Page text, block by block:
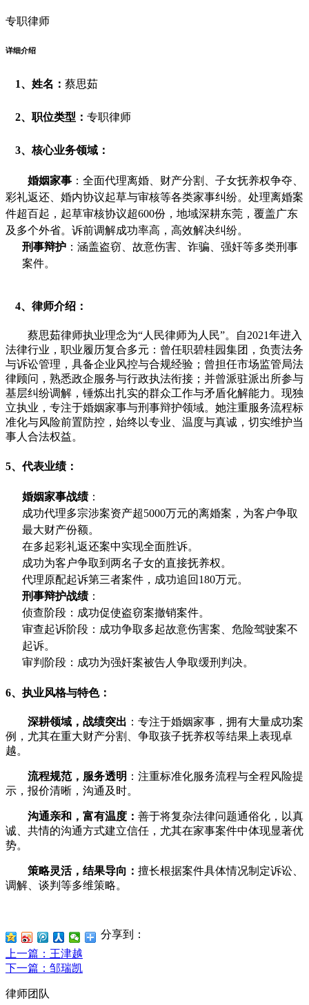
专职律师
详细介绍
1、 姓名： 蔡思茹
2、 职位类型： 专职律师
3、 核心业务领域：
婚姻家事 ：全面代理离婚、财产分割、子女抚养权争夺、
彩礼返还、婚内协议起草与审核等各类家事纠纷。处理离婚案
件超百起，起草审核协议超600份，地域深耕东莞，覆盖广东
及多个外省。诉前调解成功率高，高效解决纠纷。
刑事辩护 ：涵盖盗窃、故意伤害、诈骗、强奸等多类刑事
案件。
4、律师介绍：
蔡思茹律师执业理念为“人民律师为人民”。自2021年进入
法律行业，职业履历复合多元：曾任职碧桂园集团，负责法务
与诉讼管理，具备企业风控与合规经验；曾担任市场监管局法
律顾问，熟悉政企服务与行政执法衔接；并曾派驻派出所参与
基层纠纷调解，锤炼出扎实的群众工作与矛盾化解能力。现独
立执业，专注于婚姻家事与刑事辩护领域。她注重服务流程标
准化与风险前置防控，始终以专业、温度与真诚，切实维护当
事人合法权益。
5、代表业绩：
婚姻家事战绩：
成功代理多宗涉案资产超5000万元的离婚案，为客户争取
最大财产份额。
在多起彩礼返还案中实现全面胜诉。
成功为客户争取到两名子女的直接抚养权。
代理原配起诉第三者案件，成功追回180万元。
刑事辩护战绩：
侦查阶段：成功促使盗窃案撤销案件。
审查起诉阶段：成功争取多起故意伤害案、危险驾驶案不
起诉。
审判阶段：成功为强奸案被告人争取缓刑判决。
6、执业风格与特色：
深耕领域，战绩突出 ：专注于婚姻家事，拥有大量成功案
例，尤其在重大财产分割、争取孩子抚养权等结果上表现卓
越。
流程规范，服务透明 ：注重标准化服务流程与全程风险提
示，报价清晰，沟通及时。
沟通亲和，富有温度： 善于将复杂法律问题通俗化，以真
诚、共情的沟通方式建立信任，尤其在家事案件中体现显著优
势。
策略灵活，结果导向： 擅长根据案件具体情况制定诉讼、
调解、谈判等多维策略。
分享到：
上一篇 ：王津越
下一篇 ：邹瑞凯
律师团队